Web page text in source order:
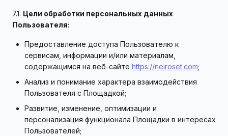
7.1. Цели обработки персональных данных
Пользователя:
Предоставление доступа Пользователю к
сервисам, информации и/или материалам,
содержащимся на веб-сайте https://neiroset.com;
Анализ и понимание характера взаимодействия
Пользователя с Площадкой;
Развитие, изменение, оптимизации и
персонализация функционала Площадки в интересах
Пользователей;